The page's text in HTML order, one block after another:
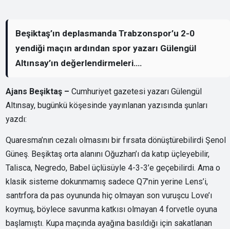
Beşiktaş’ın deplasmanda Trabzonspor’u 2-0
yendiği maçın ardından spor yazarı Gülengül
Altınsay’ın değerlendirmeleri….
Ajans Beşiktaş – Cumhuriyet gazetesi yazarı Gülengül
Altınsay, bugünkü köşesinde yayınlanan yazısında şunları
yazdı:
Quaresma’nın cezalı olmasını bir fırsata dönüştürebilirdi Şenol
Güneş. Beşiktaş orta alanını Oğuzhan’ı da katıp üçleyebilir,
Talisca, Negredo, Babel üçlüsüyle 4-3-3’e geçebilirdi. Ama o
klasik sisteme dokunmamış sadece Q7’nin yerine Lens’i,
santrfora da pas oyununda hiç olmayan son vuruşcu Love’ı
koymuş, böylece savunma katkısı olmayan 4 forvetle oyuna
başlamıştı. Kupa maçında ayağına basıldığı için sakatlanan